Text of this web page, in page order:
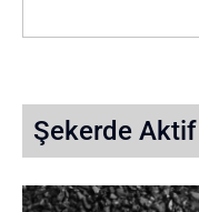
Şekerde Aktif